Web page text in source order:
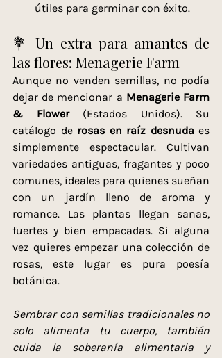
útiles para germinar con éxito.
💐 Un extra para amantes de
las flores: Menagerie Farm
Aunque no venden semillas, no podía
dejar de mencionar a Menagerie Farm
& Flower (Estados Unidos). Su
catálogo de rosas en raíz desnuda es
simplemente espectacular. Cultivan
variedades antiguas, fragantes y poco
comunes, ideales para quienes sueñan
con un jardín lleno de aroma y
romance. Las plantas llegan sanas,
fuertes y bien empacadas. Si alguna
vez quieres empezar una colección de
rosas, este lugar es pura poesía
botánica.
Sembrar con semillas tradicionales no
solo alimenta tu cuerpo, también
cuida la soberanía alimentaria y